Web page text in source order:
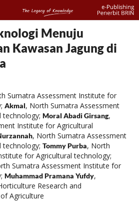
Menuju
Kawasan Jagung di
Sumatra Assessment Institute for
; Akmal, North Sumatra Assessment
technology; Moral Abadi Girsang,
Institute for Agricultural
, North Sumatra Assessment
technology; Tommy Purba, North
for Agricultural technology;
Sumatra Assessment Institute for
; Muhammad Pramana Yufdy,
Research and
Agriculture